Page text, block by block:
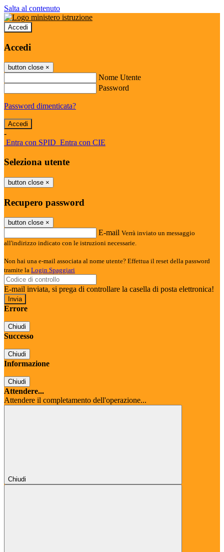
Salta al contenuto
Accedi
Accedi
button close ×
Nome Utente
Password
Password dimenticata?
-
Entra con SPID Entra con CIE
Seleziona utente
button close ×
Recupero password
button close ×
E-mail Verrà inviato un messaggio
all'indirizzo indicato con le istruzioni necessarie.
Non hai una e-mail associata al nome utente? Effettua il reset della password
tramite la Login Spaggiari
E-mail inviata, si prega di controllare la casella di posta elettronica!
Errore
Chiudi
Successo
Chiudi
Informazione
Chiudi
Attendere...
Attendere il completamento dell'operazione...
Chiudi